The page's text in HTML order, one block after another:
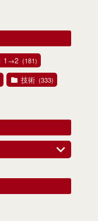
1→2 (181)
技術 (333)